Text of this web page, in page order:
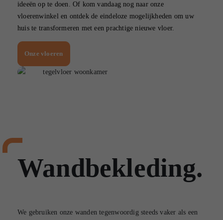
ideeën op te doen. Of kom vandaag nog naar onze
vloerenwinkel en ontdek de eindeloze mogelijkheden om uw
huis te transformeren met een prachtige nieuwe vloer.
Onze vloeren
Wandbekleding.
We gebruiken onze wanden tegenwoordig steeds vaker als een